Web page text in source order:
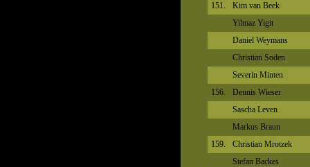
151.
Kim van Beek
Yilmaz Yigit
Daniel Weymans
Christian Soden
Severin Minten
156.
Dennis Wieser
Sascha Leven
Markus Braun
159.
Christian Mrotzek
Stefan Backes